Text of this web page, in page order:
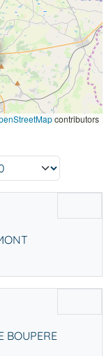
contributors
BOUPERE